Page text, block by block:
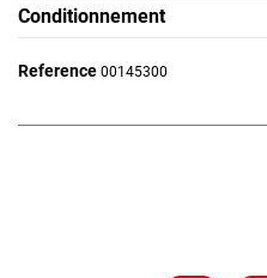
Conditionnement
Reference 00145300